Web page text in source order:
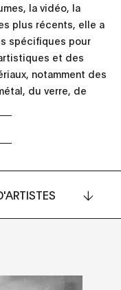
la vidéo, la
plus récents, elle a
spécifiques pour
et des
notamment des
du verre, de